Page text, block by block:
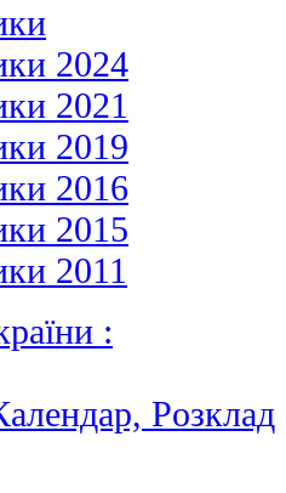
2024
2021
2019
2016
2015
2011
:
Poзклад